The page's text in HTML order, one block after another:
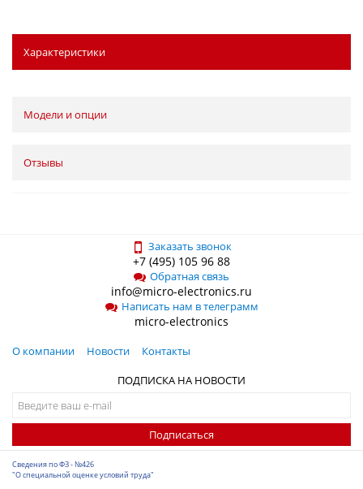
Характеристики
Модели и опции
Отзывы
Заказать звонок
+7 (495) 105 96 88
Обратная связь
info@micro-electronics.ru
Написать нам в телеграмм
micro-electronics
О компании Новости
Контакты
ПОДПИСКА НА НОВОСТИ
Подписаться
Сведения по ФЗ - №426
"О специальной оценке условий труда"